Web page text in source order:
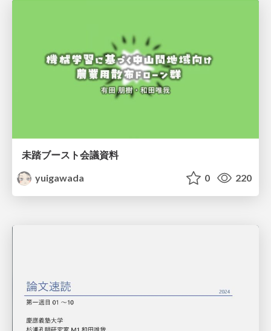
未踏ブースト会議資料
yuigawada
0 220